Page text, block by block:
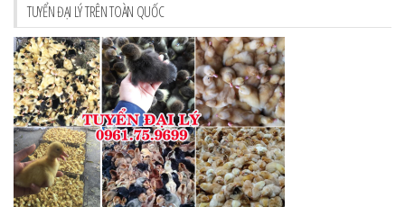
TUYỂN ĐẠI LÝ TRÊN TOÀN QUỐC